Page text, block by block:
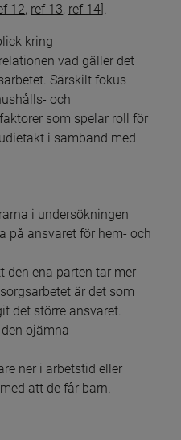
12, ref 13, ref 14].
kring
vad gäller det
Särskilt fokus
och
som spelar roll för
i samband med
i undersökningen
på ansvaret för hem- och
den ena parten tar mer
är det som
det större ansvaret.
ojämna
ner i arbetstid eller
att de får barn.